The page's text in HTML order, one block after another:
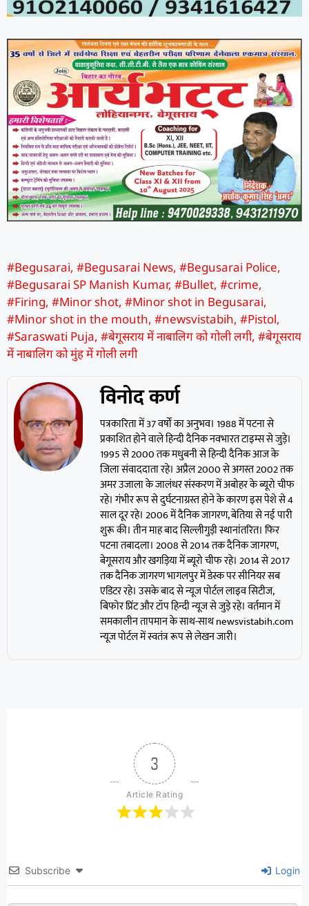
#Begusarai, #Begusarai News, #Begusarai Police,
#Begusarai SP Manish Kumar, #Bullet, #crime,
#Firing, #Minor shot, #Minor shot in Begusarai,
#Minor shot in the mouth, #newsvistabih, #Pistol,
#Saraswati Puja, #बेगूसराय में नाबालिग को गोली लगी, #बेगूसराय
में नाबालिग को मुंह में गोली लगी
विनोद कर्ण
पत्रकारिता में 37 वर्षों का अनुभव। 1988 में पटना से
प्रकाशित होने वाले हिन्दी दैनिक नवभारत टाइम्स से जुड़े।
1995 से 2000 तक मधुबनी से हिन्दी दैनिक आज के
जिला संवाददाता रहे। अप्रैल 2000 से अगस्त 2002 तक
अमर उजाला के जालंधर संस्करण में अबोहर के ब्यूरो चीफ
रहे। गंभीर रूप से दुर्घटनाग्रस्त होने के कारण इस पेशे से 4
साल दूर रहे। 2006 में दैनिक जागरण, बेतिया से नई पारी
शुरू की। तीन माह बाद सिल्लीगुड़ी स्थानांतरित। फिर
पटना तबादला। 2008 से 2014 तक दैनिक जागरण,
बेगूसराय और खगड़िया में ब्यूरो चीफ रहे। 2014 से 2017
तक दैनिक जागरण भागलपुर में डेस्क पर सीनियर सब
एडिटर रहे। उसके बाद से न्यूज पोर्टल लाइव सिटीज,
बिफोर प्रिंट और टॉप हिन्दी न्यूज से जुड़े रहे। वर्तमान में
समकालीन तापमान के साथ-साथ newsvistabih.com
न्यूज पोर्टल में स्वतंत्र रूप से लेखन जारी।
3
Article Rating
Subscribe Login